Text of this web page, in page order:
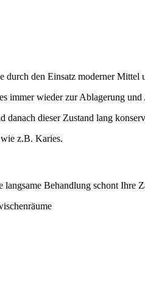
durch den Einsatz moderner Mittel
immer wieder zur Ablagerung
dieser Zustand lang
z.B. Karies.
langsame Behandlung schont Ihre